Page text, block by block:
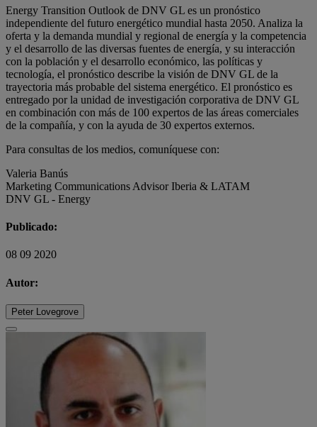
Energy Transition Outlook de DNV GL es un pronóstico
independiente del futuro energético mundial hasta 2050. Analiza la
oferta y la demanda mundial y regional de energía y la competencia
y el desarrollo de las diversas fuentes de energía, y su interacción
con la población y el desarrollo económico, las políticas y
tecnología, el pronóstico describe la visión de DNV GL de la
trayectoria más probable del sistema energético. El pronóstico es
entregado por la unidad de investigación corporativa de DNV GL
en combinación con más de 100 expertos de las áreas comerciales
de la compañía, y con la ayuda de 30 expertos externos.
Para consultas de los medios, comuníquese con:
Valeria Banús
Marketing Communications Advisor Iberia & LATAM
DNV GL - Energy
Publicado:
08 09 2020
Autor:
Peter Lovegrove